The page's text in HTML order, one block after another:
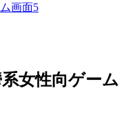
女性向ゲーム